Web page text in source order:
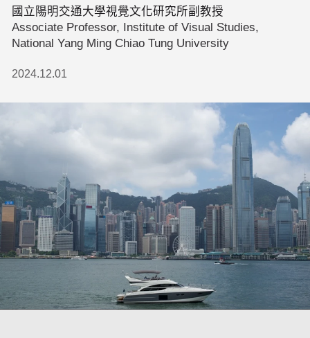
國立陽明交通大學視覺文化研究所副教授
Associate Professor, Institute of Visual Studies,
National Yang Ming Chiao Tung University
2024.12.01